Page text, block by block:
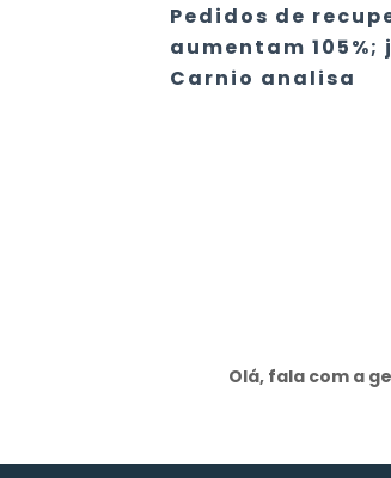
Pedidos de
aumentam 105%;
Carnio analisa
Olá, fala com a